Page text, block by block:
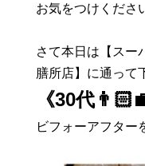
お気をつけくださ
さて本日は【スー
膳所店】に通って
《30代
ビフォーアフター